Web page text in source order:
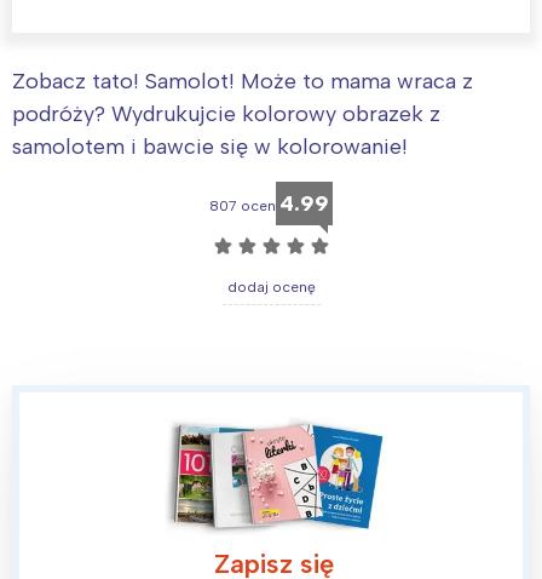
Zobacz tato! Samolot! Może to mama wraca z
podróży? Wydrukujcie kolorowy obrazek z
samolotem i bawcie się w kolorowanie!
807 ocen 4.99
☆ ☆ ☆ ☆ ☆
dodaj ocenę
Zapisz się